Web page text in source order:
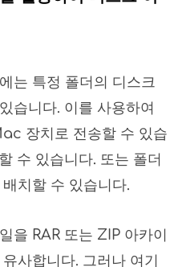
는 특정 폴더의 디스크
습니다. 이를 사용하여
장치로 전송할 수 있습
수 있습니다. 또는 폴더
치할 수 있습니다.
을 RAR 또는 ZIP 아카이
사합니다. 그러나 여기